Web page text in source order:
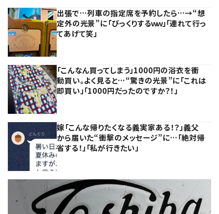
出張で…列車の指定席を予約したら…→“想
定外の光景”に「びっくりするｗｗ」「連れて行っ
てあげて笑」
「こんなん買ってしまう」1000円の浴衣を衝
動買い。よく見ると…“驚きの光景”に「これは
即買い」「1000円だったのですか？！」
嫁「こんな帰りたくなる義実家ある！？」義父
から届いた“衝撃のメッセージ”に…「絶対帰
省する！」「私が行きたい」